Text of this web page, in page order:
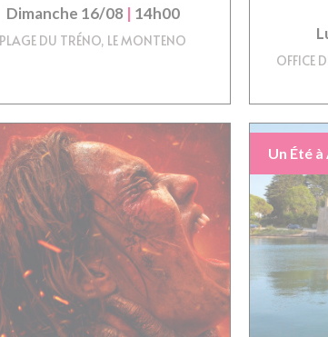
Dimanche 16/08 | 14h00
PLAGE DU TRÉNO, LE MONTENO
OFFICE
Un Été